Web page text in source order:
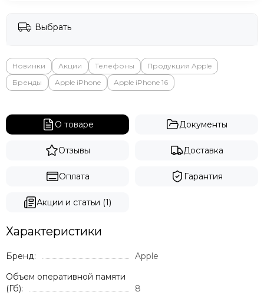
ZTE
Выбрать
Новинки Акции Телефоны
Продукция Apple
Бренды
Apple iPhone Apple iPhone 16
О товаре Документы
Отзывы Доставка
Оплата Гарантия
Акции и статьи (1)
Характеристики
Бренд:
Apple
Объем оперативной памяти
(Гб):
8